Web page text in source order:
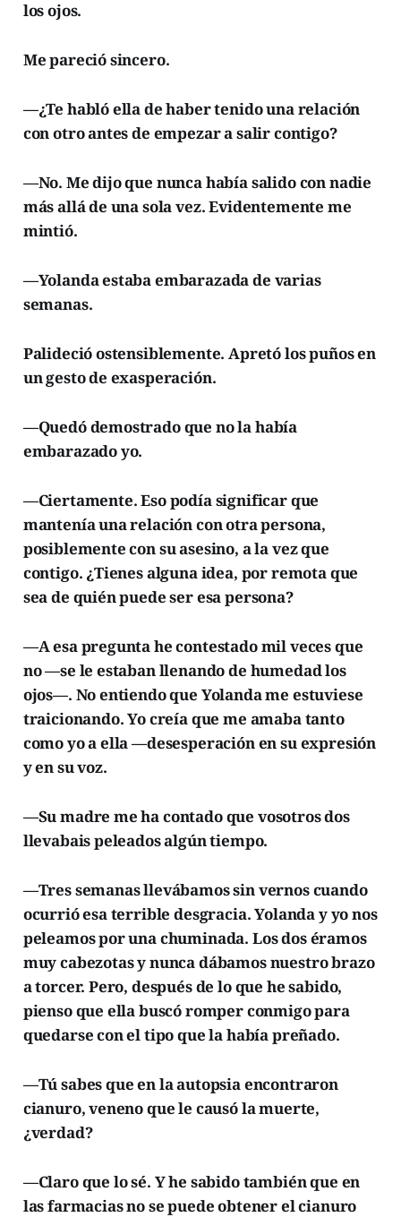
los ojos.
Me pareció sincero.
—¿Te habló ella de haber tenido una relación
con otro antes de empezar a salir contigo?
—No. Me dijo que nunca había salido con nadie
más allá de una sola vez. Evidentemente me
mintió.
—Yolanda estaba embarazada de varias
semanas.
Palideció ostensiblemente. Apretó los puños en
un gesto de exasperación.
—Quedó demostrado que no la había
embarazado yo.
—Ciertamente. Eso podía significar que
mantenía una relación con otra persona,
posiblemente con su asesino, a la vez que
contigo. ¿Tienes alguna idea, por remota que
sea de quién puede ser esa persona?
—A esa pregunta he contestado mil veces que
no —se le estaban llenando de humedad los
ojos—. No entiendo que Yolanda me estuviese
traicionando. Yo creía que me amaba tanto
como yo a ella —desesperación en su expresión
y en su voz.
—Su madre me ha contado que vosotros dos
llevabais peleados algún tiempo.
—Tres semanas llevábamos sin vernos cuando
ocurrió esa terrible desgracia. Yolanda y yo nos
peleamos por una chuminada. Los dos éramos
muy cabezotas y nunca dábamos nuestro brazo
a torcer. Pero, después de lo que he sabido,
pienso que ella buscó romper conmigo para
quedarse con el tipo que la había preñado.
—Tú sabes que en la autopsia encontraron
cianuro, veneno que le causó la muerte,
¿verdad?
—Claro que lo sé. Y he sabido también que en
las farmacias no se puede obtener el cianuro